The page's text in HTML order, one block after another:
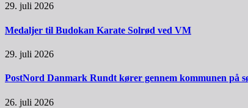
29. juli 2026
Medaljer til Budokan Karate Solrød ved VM
29. juli 2026
PostNord Danmark Rundt kører gennem kommunen på
26. juli 2026